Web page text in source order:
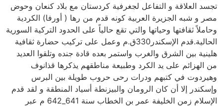
تجسد العلاقة و التفاعل لجغرفية كردستان مع بلاد كنعان وحوض
مصر و شبه الجزيرة العربية كونه قدم من رها ( أورفا) الكردية
وحاملاً ثقافتها وحياتها والتي تقع حالياً على الحدود التركية السورية
الحالية.قدم الإسكندر330ق.م وعمل على تركيب حضارة ثقافية
هلينية بين الشرق والغرب واستمر بعده قادة جنده وتلقوا العديد
من الهزائم على يد الكرد وطبيعة مناطقهم يذكرها قذانوف
وهيردوت في كتبهم ودرات رحى حروب طويلة بين البرس
وإسكندر إلا أن كان الرومان والبيزنطة أسياد المنطقة و لقد قدم
الإسلام زمن الخليفة عمر بن الخطاب سنة 641_642 م عبر